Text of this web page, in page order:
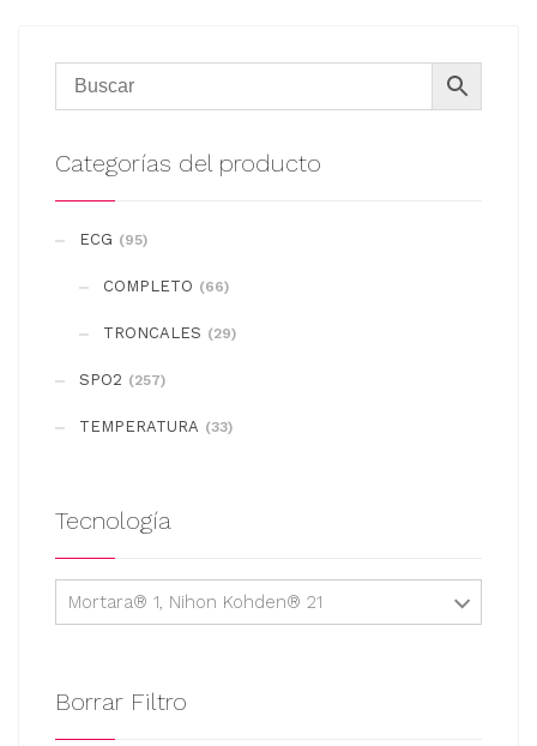
Categorías del producto
ECG (95)
COMPLETO (66)
TRONCALES (29)
SPO2 (257)
TEMPERATURA (33)
Tecnología
Mortara® 1, Nihon Kohden® 21
Borrar Filtro